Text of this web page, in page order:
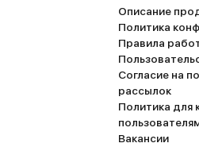
Описание
Политика
Правила
Согласие на
рассылок
Политика для
Вакансии